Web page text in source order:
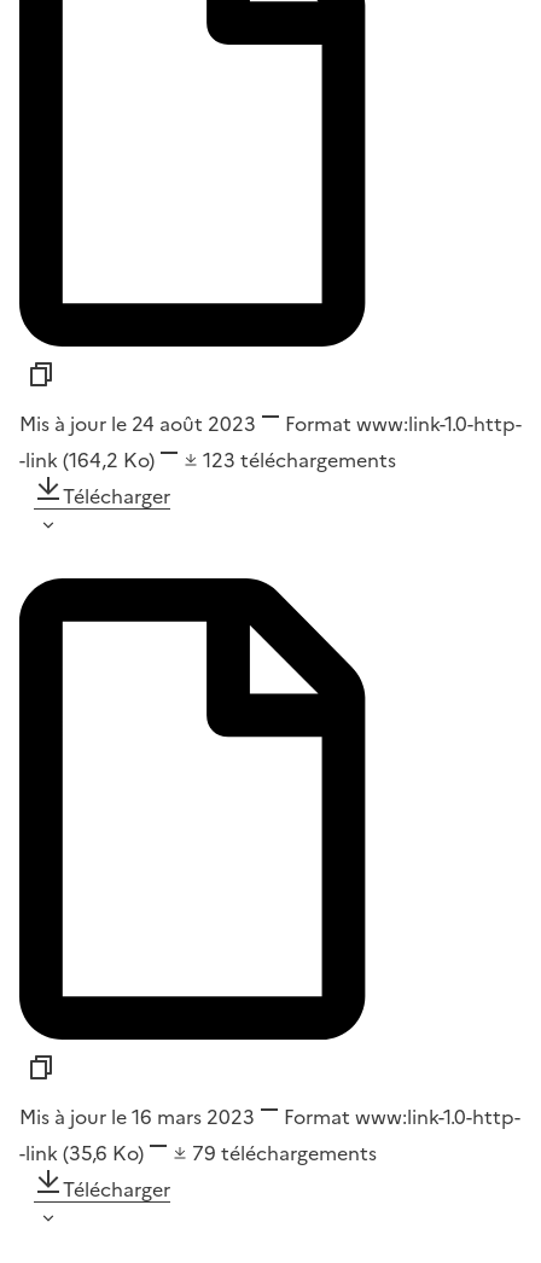
Mis à jour le 24 août 2023 Format www:link-1.0-http-
-link (164,2 Ko) 123 téléchargements
Télécharger
Mis à jour le 16 mars 2023 Format www:link-1.0-http-
-link (35,6 Ko) 79 téléchargements
Télécharger